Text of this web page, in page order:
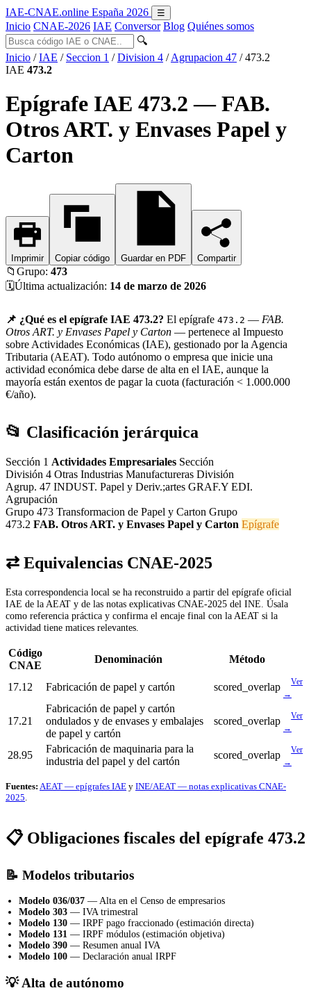
IAE-CNAE.online España 2026 ☰
Inicio CNAE-2026 IAE Conversor Blog Quiénes somos
🔍
Inicio / IAE / Seccion 1 / Division 4 / Agrupacion 47 / 473.2
IAE 473.2
Epígrafe IAE 473.2 — FAB.
Otros ART. y Envases Papel y
Carton
Imprimir Copiar código Guardar en PDF Compartir
📁 Grupo: 473
🗓️Última actualización: 14 de marzo de 2026
📌 ¿Qué es el epígrafe IAE 473.2? El epígrafe 473.2 — FAB.
Otros ART. y Envases Papel y Carton — pertenece al Impuesto
sobre Actividades Económicas (IAE), gestionado por la Agencia
Tributaria (AEAT). Todo autónomo o empresa que inicie una
actividad económica debe darse de alta en el IAE, aunque la
mayoría están exentos de pagar la cuota (facturación < 1.000.000
€/año).
📂 Clasificación jerárquica
Sección 1 Actividades Empresariales Sección
División 4 Otras Industrias Manufactureras División
Agrup. 47 INDUST. Papel y Deriv.;artes GRAF.Y EDI.
Agrupación
Grupo 473 Transformacion de Papel y Carton Grupo
473.2 FAB. Otros ART. y Envases Papel y Carton Epígrafe
⇄ Equivalencias CNAE-2025
Esta correspondencia local se ha reconstruido a partir del epígrafe oficial
IAE de la AEAT y de las notas explicativas CNAE-2025 del INE. Úsala
como referencia práctica y confirma el encaje final con la AEAT si la
actividad tiene matices relevantes.
Código
CNAE
Denominación Método
17.12 Fabricación de papel y cartón scored_overlap
Ver
→
17.21
Fabricación de papel y cartón
ondulados y de envases y embalajes
de papel y cartón
scored_overlap
Ver
→
28.95
Fabricación de maquinaria para la
industria del papel y del cartón
scored_overlap
Ver
→
Fuentes: AEAT — epígrafes IAE y INE/AEAT — notas explicativas CNAE-
2025
📋 Obligaciones fiscales del epígrafe 473.2
📝 Modelos tributarios
Modelo 036/037 — Alta en el Censo de empresarios
Modelo 303 — IVA trimestral
Modelo 130 — IRPF pago fraccionado (estimación directa)
Modelo 131 — IRPF módulos (estimación objetiva)
Modelo 390 — Resumen anual IVA
Modelo 100 — Declaración anual IRPF
💡 Alta de autónomo